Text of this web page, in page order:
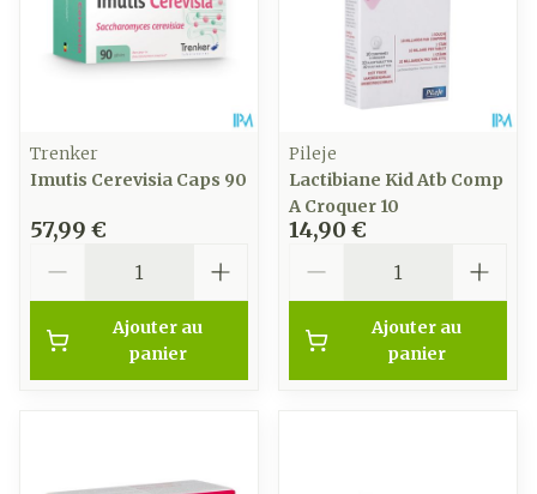
Trenker
Imutis Cerevisia Caps 90
57,99 €
Ajouter au
panier
Pileje
Lactibiane Kid Atb Comp
A Croquer 10
14,90 €
Ajouter au
panier